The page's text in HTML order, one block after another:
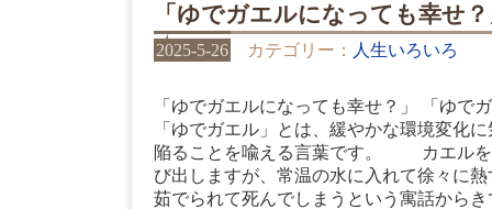
「ゆでガエルになっても幸せ
2025-5-26 カテゴリー： 人生いろいろ
「ゆでガエルになっても幸せ？」 「ゆ
「ゆでガエル」とは、緩やかな環境変化
陥ることを喩える言葉です。 カエルを
び出しますが、常温の水に入れて徐々
茹でられて死んでしまうという寓話か